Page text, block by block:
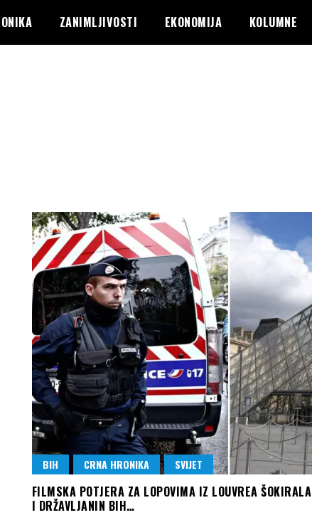
ZANIMLJIVOSTI EKONOMIJA KOLUMNE
BIH CRNA HRONIKA SVIJET
FILMSKA POTJERA ZA LOPOVIMA IZ LOUVREA
I DRŽAVLJANIN BIH…